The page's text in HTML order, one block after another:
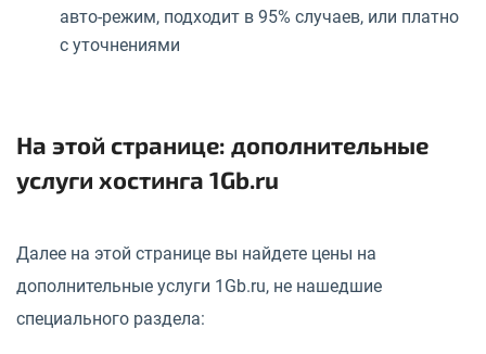
авто-режим, подходит в 95% случаев, или платно
с уточнениями
На этой странице: дополнительные
услуги хостинга 1Gb.ru
Далее на этой странице вы найдете цены на
дополнительные услуги 1Gb.ru, не нашедшие
специального раздела: